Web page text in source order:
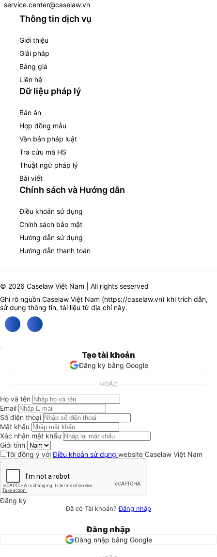
service.center@caselaw.vn
Thông tin dịch vụ
Giới thiệu
Giải pháp
Bảng giá
Liên hệ
Dữ liệu pháp lý
Bản án
Hợp đồng mẫu
Văn bản pháp luật
Tra cứu mã HS
Thuật ngữ pháp lý
Bài viết
Chính sách và Hướng dẫn
Điều khoản sử dụng
Chính sách bảo mật
Hướng dẫn sử dụng
Hướng dẫn thanh toán
© 2026 Caselaw Việt Nam | All rights seserved
Ghi rõ nguồn Caselaw Việt Nam (https://caselaw.vn) khi trích dẫn,
sử dụng thông tin, tài liệu từ địa chỉ này.
Tạo tài khoản
Đăng ký bằng Google
HOẶC
Họ và tên
Email
Số điện thoại
Mật khẩu
Xác nhận mật khẩu
Giới tính
Tôi đồng ý vớiĐiều khoản sử dụng website Caselaw Việt Nam
Đăng ký
Đã có Tài khoản?Đăng nhập
Đăng nhập
Đăng nhập bằng Google